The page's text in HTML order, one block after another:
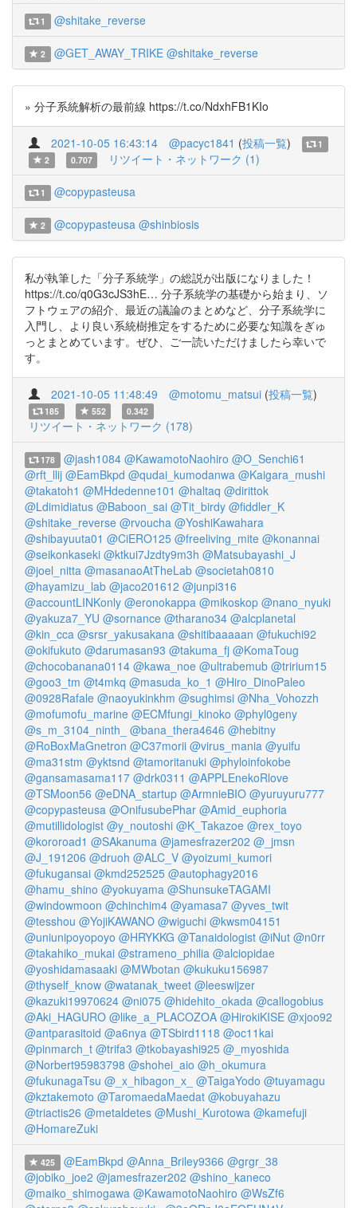
1 @shitake_reverse
2 @GET_AWAY_TRIKE @shitake_reverse
» 分子系統解析の最前線 https://t.co/NdxhFB1KIo
2021-10-05 16:43:14 @pacyc1841 (投稿一覧)
1
2
0.707 リツイート・ネットワーク (1)
1 @copypasteusa
2 @copypasteusa @shinbiosis
私が執筆した「分子系統学」の総説が出版になりました！
https://t.co/q0G3cJS3hE… 分子系統学の基礎から始まり、ソ
フトウェアの紹介、最近の議論のまとめなど、分子系統学に
入門し、より良い系統樹推定をするために必要な知識をぎゅ
っとまとめています。ぜひ、ご一読いただけましたら幸いで
す。
2021-10-05 11:48:49 @motomu_matsui (投稿一覧)
185 552 0.342
リツイート・ネットワーク (178)
178 @jash1084 @KawamotoNaohiro @O_Senchi61
@rft_llij @EamBkpd @qudai_kumodanwa @Kaigara_mushi
@takatoh1 @MHdedenne101 @haltaq @dirittok
@Ldimidiatus @Baboon_sai @Tit_birdy @fiddler_K
@shitake_reverse @rvoucha @YoshiKawahara
@shibayuuta01 @CiERO125 @freeliving_mite @konannai
@seikonkaseki @ktkui7Jzdty9m3h @Matsubayashi_J
@joel_nitta @masanaoAtTheLab @societah0810
@hayamizu_lab @jaco201612 @junpi316
@accountLINKonly @eronokappa @mikoskop @nano_nyuki
@yakuza7_YU @sornance @tharano34 @alcplanetal
@kin_cca @srsr_yakusakana @shitibaaaaan @fukuchi92
@okifukuto @darumasan93 @takuma_fj @KomaToug
@chocobanana0114 @kawa_noe @ultrabemub @tririum15
@goo3_tm @t4mkq @masuda_ko_1 @Hiro_DinoPaleo
@0928Rafale @naoyukinkhm @sughimsi @Nha_Vohozzh
@mofumofu_marine @ECMfungi_kinoko @phyl0geny
@s_m_3104_ninth_
@bana_thera4646 @hebitny
@RoBoxMaGnetron @C37morii @virus_mania @yuifu
@ma31stm @yktsnd @tamoritanuki @phyloinfokobe
@gansamasama117 @drk0311 @APPLEnekoRlove
@TSMoon56 @eDNA_startup @ArmnieBIO @yuruyuru777
@copypasteusa @OnifusubePhar @Amid_euphoria
@mutillidologist @y_noutoshi @K_Takazoe @rex_toyo
@kororoad1 @SAkanuma @jamesfrazer202 @_jmsn
@J_191206 @druoh @ALC_V @yoizumi_kumori
@fukugansai @kmd252525 @autophagy2016
@hamu_shino @yokuyama @ShunsukeTAGAMI
@windowmoon @chinchim4 @yamasa7 @yves_twit
@tesshou @YojiKAWANO @wiguchi @kwsm04151
@uniunipoyopoyo @HRYKKG @Tanaidologist @iNut @n0rr
@takahiko_mukai @strameno_philia @alciopidae
@yoshidamasaaki @MWbotan @kukuku156987
@thyself_know @watanak_tweet @leeswijzer
@kazuki19970624 @ni075 @hidehito_okada @callogobius
@Aki_HAGURO @like_a_PLACOZOA @HirokiKISE @xjoo92
@antparasitoid @a6nya @TSbird1118 @oc11kai
@pinmarch_t @trifa3 @tkobayashi925 @_myoshida
@Norbert95983798 @shohei_aio @h_okumura
@fukunagaTsu @_x_hibagon_x_ @TaigaYodo @tuyamagu
@kztakemoto @TaromaedaMaedat @kobuyahazu
@triactis26 @metaldetes @Mushi_Kurotowa @kamefuji
@HomareZuki
425 @EamBkpd @Anna_Briley9366 @grgr_38
@jobiko_joe2 @jamesfrazer202 @shino_kaneco
@maiko_shimogawa @KawamotoNaohiro @WsZf6